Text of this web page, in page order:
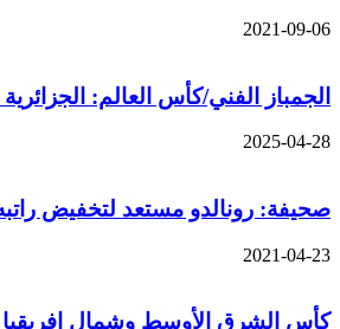
2021-09-06
الجمباز الفني/كأس العالم:
2025-04-28
صحيفة: رونالدو مستعد لتخفيض راتبه
2021-04-23
كأس الشرق الأوسط وشمال إفريقيا للكارتينغ- 2022: الجزائر تشارك ب